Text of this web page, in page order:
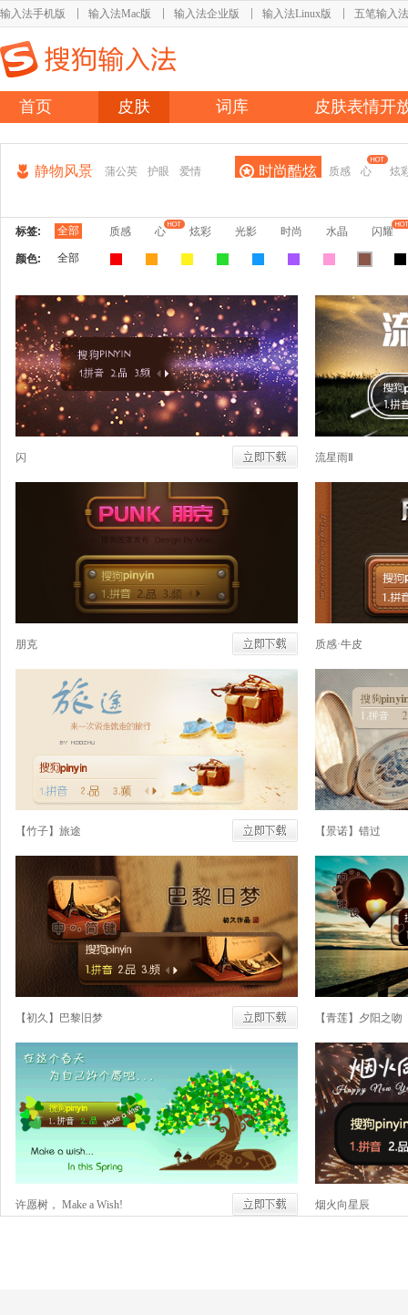
输入法手机版 输入法Mac版 输入法企业版 输入法Linux版 五笔输入法
首页 皮肤 词库 皮肤表情开
静物风景 蒲公英 护眼 爱情 时尚酷炫 质感 心 炫
标签: 全部 质感 心 炫彩 光影 时尚 水晶 闪耀
颜色: 全部
闪 流星雨Ⅱ
朋克 质感·牛皮
【竹子】旅途 【景诺】错过
【初久】巴黎旧梦 【青莲】夕阳之吻
许愿树， Make a Wish! 烟火向星辰